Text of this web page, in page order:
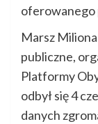
oferowanego
Marsz
publiczne,
Platformy
odbył się 4
danych